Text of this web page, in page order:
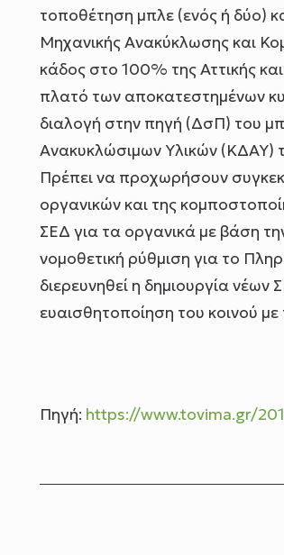
τοποθέτηση μπλε (ενός ή δύο)
Μηχανικής Ανακύκλωσης και
κάδος στο 100% της Αττικής
πλατό των αποκατεστημένων
διαλογή στην πηγή (ΔσΠ) του
Ανακυκλώσιμων Υλικών (ΚΔΑΥ)
Πρέπει να προχωρήσουν
οργανικών και της
ΣΕΔ για τα οργανικά με βάση
νομοθετική ρύθμιση για το
διερευνηθεί η δημιουργία
ευαισθητοποίηση του κοινού
Πηγή: https://www.tovima.gr/